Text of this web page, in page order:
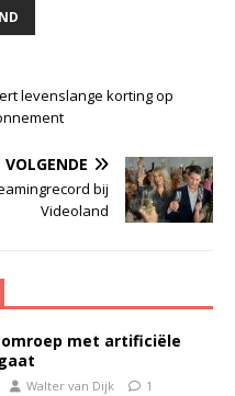
levenslange korting op
VOLGENDE
bij
Videoland
omroep met artificiële
Walter van Dijk 1